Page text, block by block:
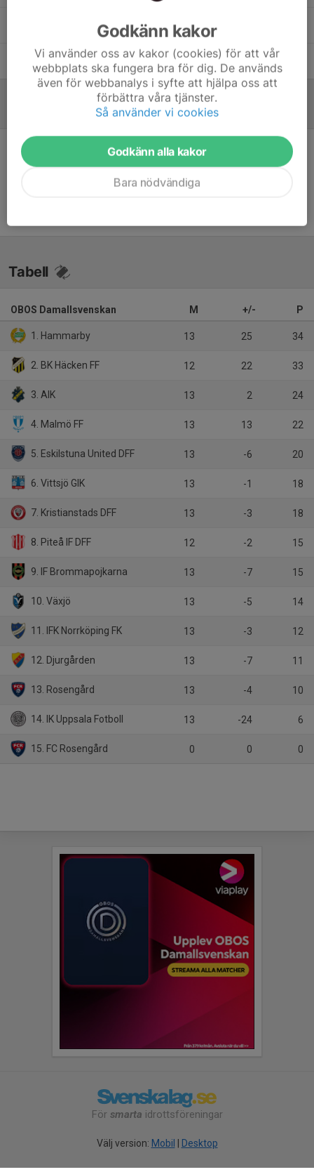
Nellie LindheTeam Manager
Thomas MårtenssonTränare
Tabell
OBOS Damallsvenskan M +/- P
1. Hammarby 13 25 34
2. BK Häcken FF 12 22 33
3. AIK 13 2 24
4. Malmö FF 13 13 22
5. Eskilstuna United DFF 13 -6 20
6. Vittsjö GIK 13 -1 18
7. Kristianstads DFF 13 -3 18
8. Piteå IF DFF 12 -2 15
9. IF Brommapojkarna 13 -7 15
10. Växjö 13 -5 14
11. IFK Norrköping FK 13 -3 12
12. Djurgården 13 -7 11
13. Rosengård 13 -4 10
14. IK Uppsala Fotboll 13 -24 6
15. FC Rosengård 0 0 0
För smarta idrottsföreningar
Välj version: Mobil Desktop
Godkänn kakor
Vi använder oss av kakor (cookies) för att vår
webbplats ska fungera bra för dig. De används
även för webbanalys i syfte att hjälpa oss att
förbättra våra tjänster.
Så använder vi cookies
Godkänn alla kakor
Bara nödvändiga